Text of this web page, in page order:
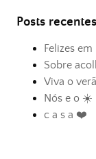
Posts recentes
Felizes
Sobre
Viva o
Nós e o ☀️
c a s a ❤️